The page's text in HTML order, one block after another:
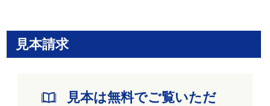
見本請求
見本は無料でご覧いただ